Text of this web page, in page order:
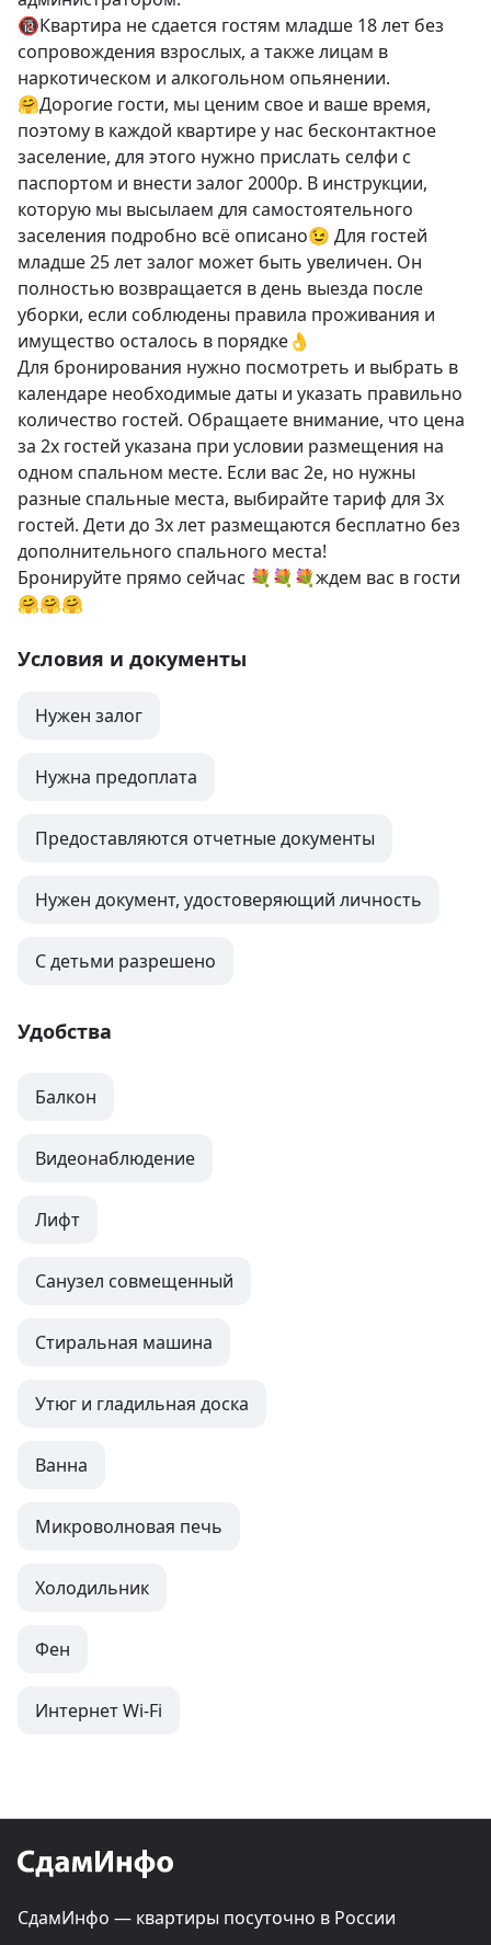
🔞Квартира не сдается гостям младше 18 лет без
сопровождения взрослых, а также лицам в
наркотическом и алкогольном опьянении.
🤗Дорогие гости, мы ценим свое и ваше время,
поэтому в каждой квартире у нас бесконтактное
заселение, для этого нужно прислать селфи с
паспортом и внести залог 2000р. В инструкции,
которую мы высылаем для самостоятельного
заселения подробно всё описано😉 Для гостей
младше 25 лет залог может быть увеличен. Он
полностью возвращается в день выезда после
уборки, если соблюдены правила проживания и
имущество осталось в порядке👌
Для бронирования нужно посмотреть и выбрать в
календаре необходимые даты и указать правильно
количество гостей. Обращаете внимание, что цена
за 2х гостей указана при условии размещения на
одном спальном месте. Если вас 2е, но нужны
разные спальные места, выбирайте тариф для 3х
гостей. Дети до 3х лет размещаются бесплатно без
дополнительного спального места!
Бронируйте прямо сейчас 💐💐💐ждем вас в гости
🤗🤗🤗
Условия и документы
Нужен залог
Нужна предоплата
Предоставляются отчетные документы
Нужен документ, удостоверяющий личность
С детьми разрешено
Удобства
Балкон
Видеонаблюдение
Лифт
Санузел совмещенный
Стиральная машина
Утюг и гладильная доска
Ванна
Микроволновая печь
Холодильник
Фен
Интернет Wi-Fi
СдамИнфо — квартиры посуточно в России